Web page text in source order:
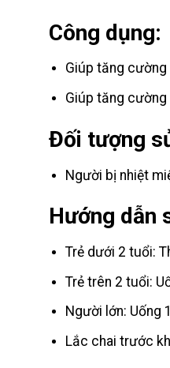
Công dụng:
Giúp tăng
Giúp tăng
Đối tượng
Người bị nhiệt
Hướng dẫn
Trẻ dưới 2 tuổi:
Trẻ trên 2 tuổi:
Người lớn: Uống
Lắc chai trước